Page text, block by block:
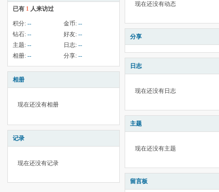
已有 1 人来访过
积分: -- 金币: --
钻石: -- 好友: --
主题: -- 日志: --
相册: -- 分享: --
相册
现在还没有相册
记录
现在还没有记录
现在还没有动态
分享
日志
现在还没有日志
主题
现在还没有主题
留言板